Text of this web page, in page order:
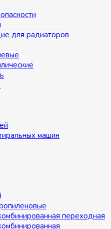
для радиаторов
машин
переходная